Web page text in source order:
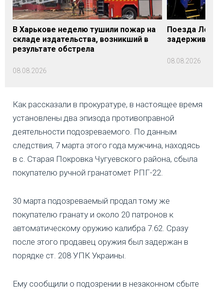
В Харькове неделю тушили пожар на
складе издательства, возникший в
результате обстрела
08.08.2026
Поезда
08.08.2026
Как рассказали в прокуратуре, в настоящее время
установлены два эпизода противоправной
деятельности подозреваемого. По данным
следствия, 7 марта этого года мужчина, находясь
в с. Старая Покровка Чугуевского района, сбыла
покупателю ручной гранатомет РПГ-22.
30 марта подозреваемый продал тому же
покупателю гранату и около 20 патронов к
автоматическому оружию калибра 7.62. Сразу
после этого продавец оружия был задержан в
порядке ст. 208 УПК Украины.
Ему сообщили о подозрении в незаконном сбыте